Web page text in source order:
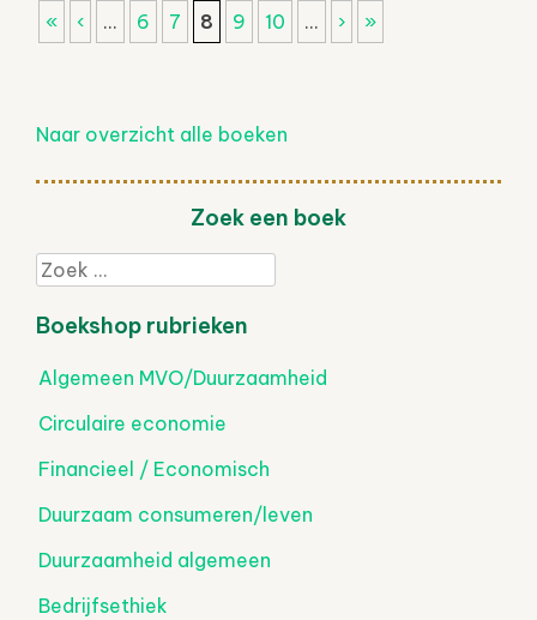
« ‹ ... 6 7 8 9 10 ... › »
Naar overzicht alle boeken
Zoek een boek
Zoek
Boekshop rubrieken
Algemeen MVO/Duurzaamheid
Circulaire economie
Financieel / Economisch
Duurzaam consumeren/leven
Duurzaamheid algemeen
Bedrijfsethiek